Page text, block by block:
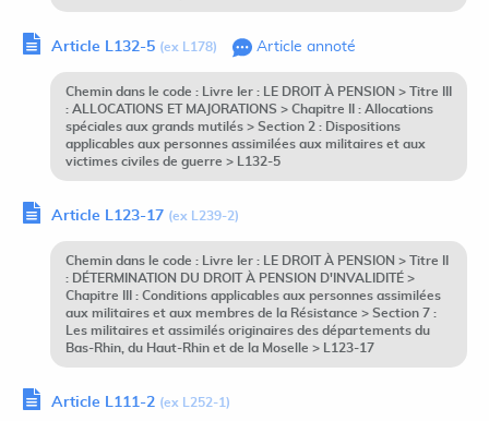
Article L132-5 (ex L178) Article annoté
Chemin dans le code : Livre Ier : LE DROIT À PENSION > Titre III
: ALLOCATIONS ET MAJORATIONS > Chapitre II : Allocations
spéciales aux grands mutilés > Section 2 : Dispositions
applicables aux personnes assimilées aux militaires et aux
victimes civiles de guerre > L132-5
Article L123-17 (ex L239-2)
Chemin dans le code : Livre Ier : LE DROIT À PENSION > Titre II
: DÉTERMINATION DU DROIT À PENSION D'INVALIDITÉ >
Chapitre III : Conditions applicables aux personnes assimilées
aux militaires et aux membres de la Résistance > Section 7 :
Les militaires et assimilés originaires des départements du
Bas-Rhin, du Haut-Rhin et de la Moselle > L123-17
Article L111-2 (ex L252-1)